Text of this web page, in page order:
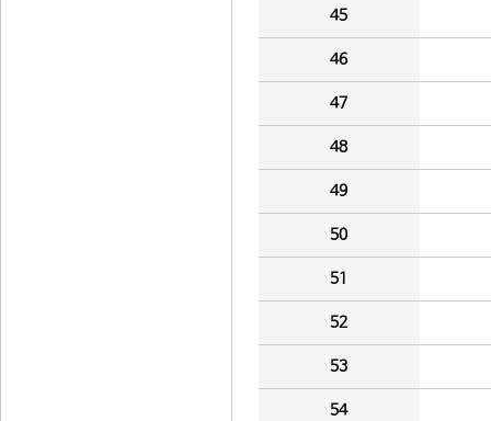
45
46
47
48
49
50
51
52
53
54